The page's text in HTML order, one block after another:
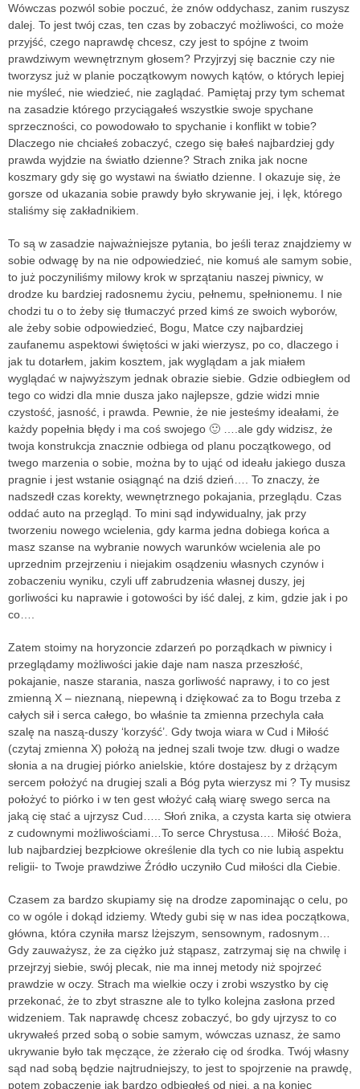
Wówczas pozwól sobie poczuć, że znów oddychasz, zanim ruszysz
dalej. To jest twój czas, ten czas by zobaczyć możliwości, co może
przyjść, czego naprawdę chcesz, czy jest to spójne z twoim
prawdziwym wewnętrznym głosem? Przyjrzyj się bacznie czy nie
tworzysz już w planie początkowym nowych kątów, o których lepiej
nie myśleć, nie wiedzieć, nie zaglądać. Pamiętaj przy tym schemat
na zasadzie którego przyciągałeś wszystkie swoje spychane
sprzeczności, co powodowało to spychanie i konflikt w tobie?
Dlaczego nie chciałeś zobaczyć, czego się bałeś najbardziej gdy
prawda wyjdzie na światło dzienne? Strach znika jak nocne
koszmary gdy się go wystawi na światło dzienne. I okazuje się, że
gorsze od ukazania sobie prawdy było skrywanie jej, i lęk, którego
staliśmy się zakładnikiem.
To są w zasadzie najważniejsze pytania, bo jeśli teraz znajdziemy w
sobie odwagę by na nie odpowiedzieć, nie komuś ale samym sobie,
to już poczyniliśmy milowy krok w sprzątaniu naszej piwnicy, w
drodze ku bardziej radosnemu życiu, pełnemu, spełnionemu. I nie
chodzi tu o to żeby się tłumaczyć przed kimś ze swoich wyborów,
ale żeby sobie odpowiedzieć, Bogu, Matce czy najbardziej
zaufanemu aspektowi świętości w jaki wierzysz, po co, dlaczego i
jak tu dotarłem, jakim kosztem, jak wyglądam a jak miałem
wyglądać w najwyższym jednak obrazie siebie. Gdzie odbiegłem od
tego co widzi dla mnie dusza jako najlepsze, gdzie widzi mnie
czystość, jasność, i prawda. Pewnie, że nie jesteśmy ideałami, że
każdy popełnia błędy i ma coś swojego 🙂 ….ale gdy widzisz, że
twoja konstrukcja znacznie odbiega od planu początkowego, od
twego marzenia o sobie, można by to ująć od ideału jakiego dusza
pragnie i jest wstanie osiągnąć na dziś dzień…. To znaczy, że
nadszedł czas korekty, wewnętrznego pokajania, przeglądu. Czas
oddać auto na przegląd. To mini sąd indywidualny, jak przy
tworzeniu nowego wcielenia, gdy karma jedna dobiega końca a
masz szanse na wybranie nowych warunków wcielenia ale po
uprzednim przejrzeniu i niejakim osądzeniu własnych czynów i
zobaczeniu wyniku, czyli uff zabrudzenia własnej duszy, jej
gorliwości ku naprawie i gotowości by iść dalej, z kim, gdzie jak i po
co….
Zatem stoimy na horyzoncie zdarzeń po porządkach w piwnicy i
przeglądamy możliwości jakie daje nam nasza przeszłość,
pokajanie, nasze starania, nasza gorliwość naprawy, i to co jest
zmienną X – nieznaną, niepewną i dziękować za to Bogu trzeba z
całych sił i serca całego, bo właśnie ta zmienna przechyla cała
szalę na naszą-duszy ‘korzyść’. Gdy twoja wiara w Cud i Miłość
(czytaj zmienna X) położą na jednej szali twoje tzw. długi o wadze
słonia a na drugiej piórko anielskie, które dostajesz by z drżącym
sercem położyć na drugiej szali a Bóg pyta wierzysz mi ? Ty musisz
położyć to piórko i w ten gest włożyć całą wiarę swego serca na
jaką cię stać a ujrzysz Cud….. Słoń znika, a czysta karta się otwiera
z cudownymi możliwościami…To serce Chrystusa…. Miłość Boża,
lub najbardziej bezpłciowe określenie dla tych co nie lubią aspektu
religii- to Twoje prawdziwe Źródło uczyniło Cud miłości dla Ciebie.
Czasem za bardzo skupiamy się na drodze zapominając o celu, po
co w ogóle i dokąd idziemy. Wtedy gubi się w nas idea początkowa,
główna, która czyniła marsz lżejszym, sensownym, radosnym…
Gdy zauważysz, że za ciężko już stąpasz, zatrzymaj się na chwilę i
przejrzyj siebie, swój plecak, nie ma innej metody niż spojrzeć
prawdzie w oczy. Strach ma wielkie oczy i zrobi wszystko by cię
przekonać, że to zbyt straszne ale to tylko kolejna zasłona przed
widzeniem. Tak naprawdę chcesz zobaczyć, bo gdy ujrzysz to co
ukrywałeś przed sobą o sobie samym, wówczas uznasz, że samo
ukrywanie było tak męczące, że zżerało cię od środka. Twój własny
sąd nad sobą będzie najtrudniejszy, to jest to spojrzenie na prawdę,
potem zobaczenie jak bardzo odbiegłeś od niej, a na koniec